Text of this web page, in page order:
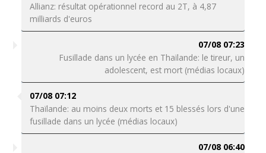
Allianz: résultat opérationnel record au 2T, à 4,87
milliards d'euros
07/08 07:23
Fusillade dans un lycée en Thaïlande: le tireur, un
adolescent, est mort (médias locaux)
07/08 07:12
Thaïlande: au moins deux morts et 15 blessés lors d'une
fusillade dans un lycée (médias locaux)
07/08 06:40